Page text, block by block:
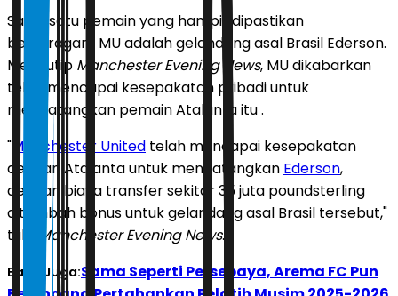
Salah satu pemain yang hampir dipastikan
berseragam MU adalah gelandang asal Brasil Ederson.
Mengutip Manchester Evening News, MU dikabarkan
telah mencapai kesepakatan pribadi untuk
mendatangkan pemain Atalanta itu .
" Manchester United telah mencapai kesepakatan
dengan Atalanta untuk mendatangkan Ederson,
dengan biaya transfer sekitar 35 juta poundsterling
ditambah bonus untuk gelandang asal Brasil tersebut,"
tulis
Manchester Evening News.
Baca Juga:Sama Seperti Persebaya, Arema FC Pun